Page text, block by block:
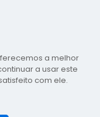
553370-128
1569
Comunicação da
Una - PE
a melhor
a usar este
com ele.